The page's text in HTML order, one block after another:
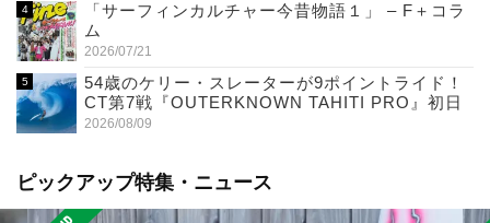
「サーフィンカルチャー今昔物語１」 – F＋コラ
ム
2026/07/21
54歳のケリー・スレーターが9ポイントライド！
CT第7戦『OUTERKNOWN TAHITI PRO』初日
2026/08/09
ピックアップ特集・ニュース